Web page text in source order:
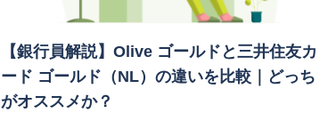
【銀行員解説】Olive ゴールドと三井住友カ
ード ゴールド（NL）の違いを比較｜どっち
がオススメか？